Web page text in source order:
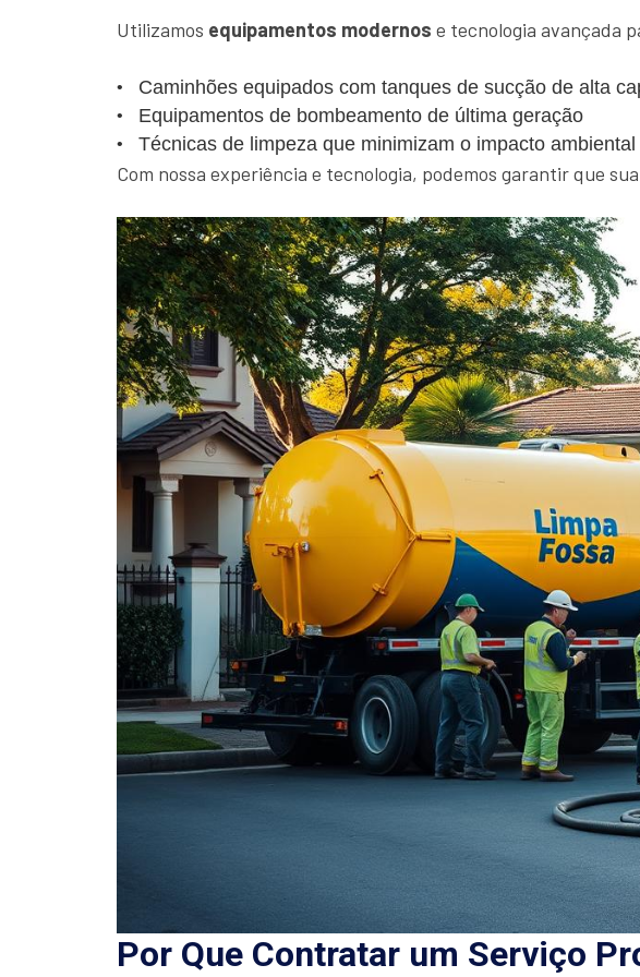
Utilizamos equipamentos modernos e tecnologia avançada
Caminhões equipados com tanques de sucção de alta
Equipamentos de bombeamento de última geração
Técnicas de limpeza que minimizam o impacto ambiental
Com nossa experiência e tecnologia, podemos garantir que
Por Que Contratar um Serviço